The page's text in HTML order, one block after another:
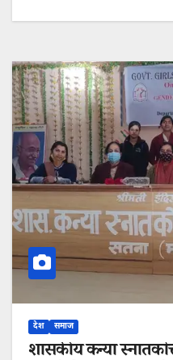
देश समाज
शासकीय कन्या